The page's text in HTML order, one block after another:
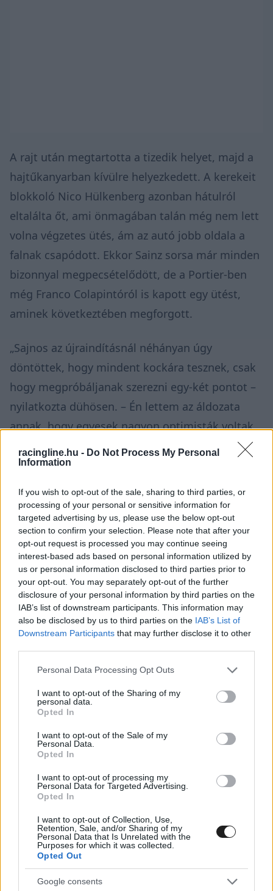
racingline.hu - Do Not Process My Personal
Information
If you wish to opt-out of the sale, sharing to third parties, or
processing of your personal or sensitive information for
targeted advertising by us, please use the below opt-out
section to confirm your selection. Please note that after your
opt-out request is processed you may continue seeing
interest-based ads based on personal information utilized by
us or personal information disclosed to third parties prior to
your opt-out. You may separately opt-out of the further
disclosure of your personal information by third parties on the
IAB’s list of downstream participants. This information may
also be disclosed by us to third parties on the IAB’s List of
Downstream Participants that may further disclose it to other
Please note that this website/app uses one or more Google
not limited to your visit or usage behaviour. You may click to
grant or deny consent to Google and its third-party tags to
use your data for below specified purposes in below Google
consent section.
Personal Data Processing Opt Outs
I want to opt-out of the Sharing of my
personal data.
Opted In
I want to opt-out of the Sale of my
Personal Data.
Opted In
I want to opt-out of processing my
Personal Data for Targeted Advertising.
Opted In
I want to opt-out of Collection, Use,
Retention, Sale, and/or Sharing of my
Personal Data that Is Unrelated with the
Purposes for which it was collected.
Opted Out
Google consents
A rajt után megtartotta a tizedik helyet, majd a
hajtűkanyarban kívülre helyezkedett. A kerekeit
blokkoló Nico Hülkenberg azonban hátulról
eltalálta őt, ami önmagában talán még nem lett
volna végzetes ütés, ám az autó jobb oldala a
falnak csapódott. Ekkor Sainz sorsa már minden
bizonnyal megpecsételődött, de a Portier-ben
még Franco Colapintóról is kapott egy ütést,
aminek következtében megforgott.
„Sajnos az újraindításnál néhányan úgy
döntöttek, hogy mindent kockára tesznek, csak
hogy megpróbáljanak szerezni egy-két pontot –
nyilatkozta dühösen. – Én lettem az áldozata
annak, hogy egyesek nagyon optimisták voltak,
és olyan hibát követtek el, amely őszintén szólva
súrolja az elfogadhatatlanság határát.”
Sainz a megforgás után már nem is próbálta
folytatni a versenyt, pusztán annyit tudott tenni,
hogy kigurult a bukótérbe, így legalább nem
kellett ismét beküldeni a biztonsági autót. A
négyszeres F1-es futamgyőztes szavai alapján
elsősorban Hülkenbergre volt dühös, és
kijelentette, a pálya azon szakaszán számítani
kell a tumultusra.
„Monacóban minden évben torlódás alakul ki a